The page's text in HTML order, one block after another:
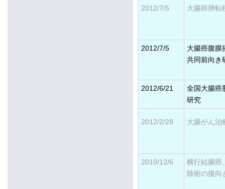
2012/7/5 大腸癌肺転
2012/7/5
大腸癌腹膜
共同前向き
2012/6/21
全国大腸癌
研究
2012/2/28 大腸がん治
2010/12/6
横行結腸癌
除術の後向